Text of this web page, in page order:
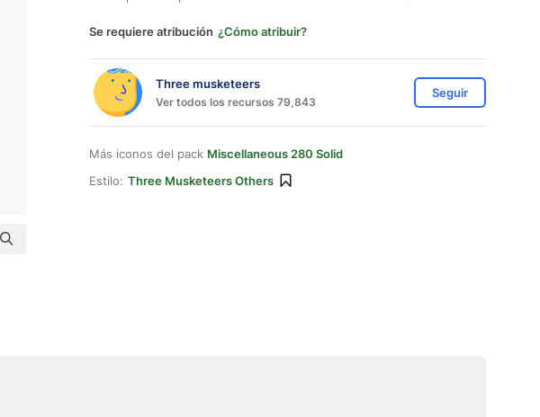
Se requiere atribución ¿Cómo atribuir?
Three musketeers
Ver todos los recursos 79,843
Seguir
Más iconos del pack Miscellaneous 280 Solid
Estilo: Three Musketeers Others